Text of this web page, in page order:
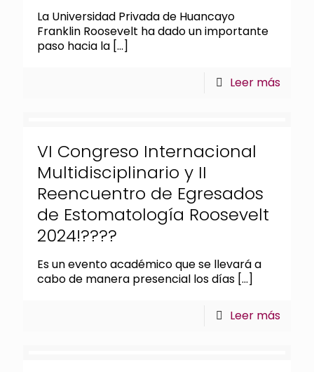
La Universidad Privada de Huancayo
Franklin Roosevelt ha dado un importante
paso hacia la […]
Leer más
VI Congreso Internacional
Multidisciplinario y II
Reencuentro de Egresados
de Estomatología Roosevelt
2024!????
Es un evento académico que se llevará a
cabo de manera presencial los días […]
Leer más